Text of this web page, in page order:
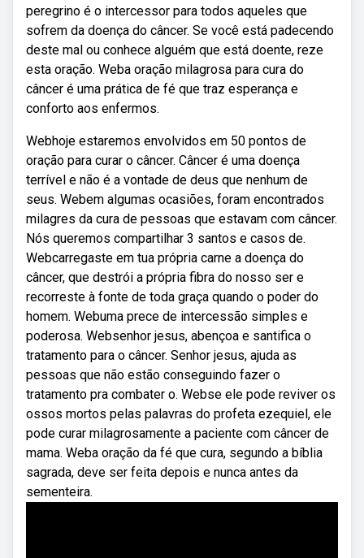
peregrino é o intercessor para todos aqueles que
sofrem da doença do câncer. Se você está padecendo
deste mal ou conhece alguém que está doente, reze
esta oração. Weba oração milagrosa para cura do
câncer é uma prática de fé que traz esperança e
conforto aos enfermos.
Webhoje estaremos envolvidos em 50 pontos de
oração para curar o câncer. Câncer é uma doença
terrível e não é a vontade de deus que nenhum de
seus. Webem algumas ocasiões, foram encontrados
milagres da cura de pessoas que estavam com câncer.
Nós queremos compartilhar 3 santos e casos de.
Webcarregaste em tua própria carne a doença do
câncer, que destrói a própria fibra do nosso ser e
recorreste à fonte de toda graça quando o poder do
homem. Webuma prece de intercessão simples e
poderosa. Websenhor jesus, abençoa e santifica o
tratamento para o câncer. Senhor jesus, ajuda as
pessoas que não estão conseguindo fazer o
tratamento pra combater o. Webse ele pode reviver os
ossos mortos pelas palavras do profeta ezequiel, ele
pode curar milagrosamente a paciente com câncer de
mama. Weba oração da fé que cura, segundo a bíblia
sagrada, deve ser feita depois e nunca antes da
sementeira.